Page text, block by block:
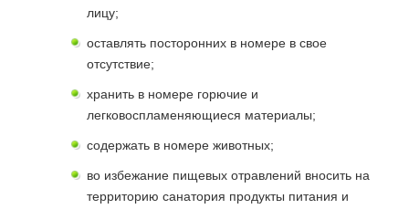
лицу;
оставлять посторонних в номере в свое
отсутствие;
хранить в номере горючие и
легковоспламеняющиеся материалы;
содержать в номере животных;
во избежание пищевых отравлений вносить на
территорию санатория продукты питания и